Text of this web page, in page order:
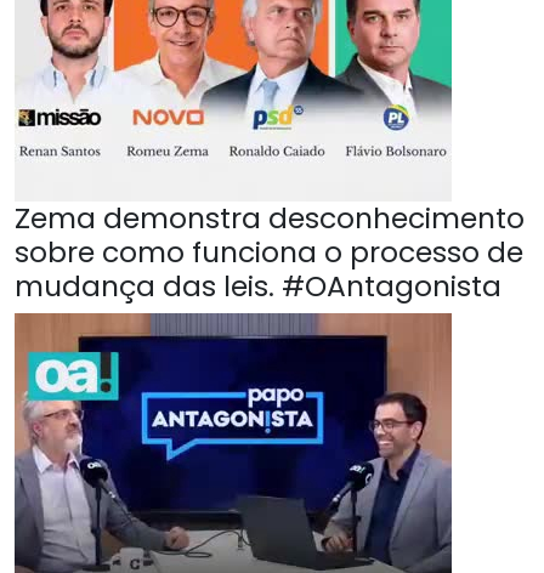
Zema demonstra desconhecimento
sobre como funciona o processo de
mudança das leis. #OAntagonista